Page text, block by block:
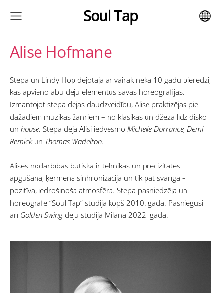
Soul Tap
Alise Hofmane
Stepa un Lindy Hop dejotāja ar vairāk nekā 10 gadu pieredzi,
kas apvieno abu deju elementus savās horeogrāfijās.
Izmantojot stepa dejas daudzveidību, Alise praktizējas pie
dažādiem mūzikas žanriem – no klasikas un džeza līdz disko
un house. Stepa dejā Alisi iedvesmo Michelle Dorrance, Demi
Remick un Thomas Wadelton.
Alises nodarbībās būtiska ir tehnikas un precizitātes
apgūšana, ķermeņa sinhronizācija un tik pat svarīga –
pozitīva, iedrošinoša atmosfēra. Stepa pasniedzēja un
horeogrāfe “Soul Tap” studijā kopš 2010. gada. Pasniegusi
arī Golden Swing deju studijā Milānā 2022. gadā.